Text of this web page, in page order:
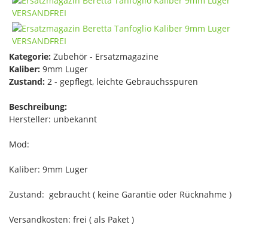
Kategorie: Zubehör - Ersatzmagazine
Kaliber: 9mm Luger
Zustand: 2 - gepflegt, leichte Gebrauchsspuren
Beschreibung:
Hersteller: unbekannt
Mod:
Kaliber: 9mm Luger
Zustand: gebraucht ( keine Garantie oder Rücknahme )
Versandkosten: frei ( als Paket )